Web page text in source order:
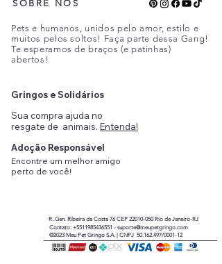
SOBRE NÓS
Pets e humanos, unidos pelo amor, estilo e
muitos pelos soltos! Faça parte dessa Gang!
Te esperamos de braços (e patinhas)
abertos!
Gringos e Solidários
Sua compra ajuda no
resgate de animais. Entenda!
Adoção Responsável
Encontre um melhor amigo
perto de você!
R. Gen. Ribeira da Costa 76 CEP 22010-050Rio de Janeiro-RJ
Contato: +5511985436551 - suporte@meupetgringo.com
©2023 Meu Pet Gringo S.A. | CNPJ 50.162.497/0001-12